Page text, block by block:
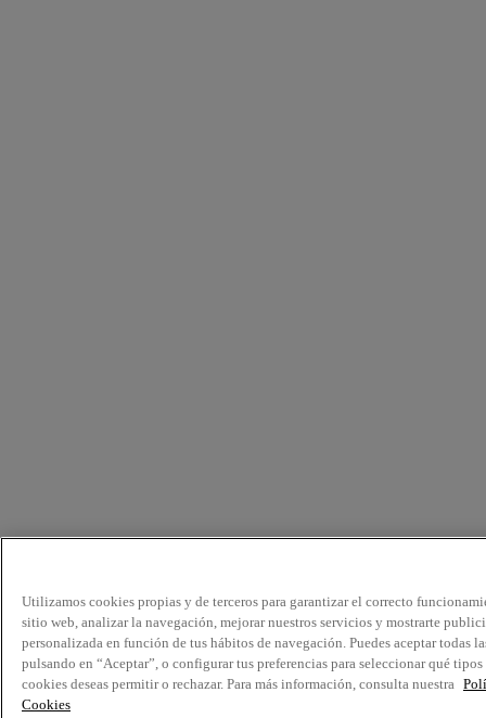
Utilizamos cookies propias y de terceros para garantizar el correcto
sitio web, analizar la navegación, mejorar nuestros servicios y mostrarte
personalizada en función de tus hábitos de navegación. Puedes aceptar todas
pulsando en “Aceptar”, o configurar tus preferencias para seleccionar qué tipos
cookies deseas permitir o rechazar. Para más información, consulta nuestra
Cookies